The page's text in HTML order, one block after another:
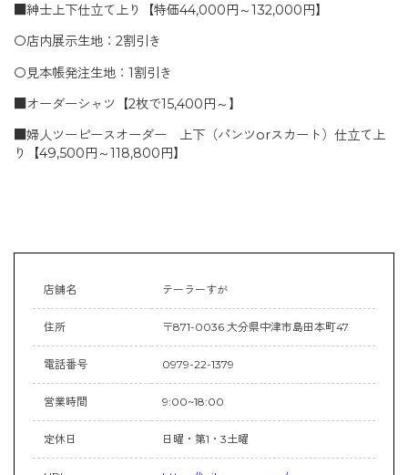
■紳士上下仕立て上り【特価44,000円～132,000円】
〇店内展示生地：2割引き
〇見本帳発注生地：1割引き
■オーダーシャツ【2枚で15,400円～】
■婦人ツーピースオーダー 上下（パンツorスカート）仕立て上
り【49,500円～118,800円】
店舗名 テーラーすが
住所 〒871-0036 大分県中津市島田本町47
電話番号 0979-22-1379
営業時間 9:00~18:00
定休日 日曜・第1・3土曜